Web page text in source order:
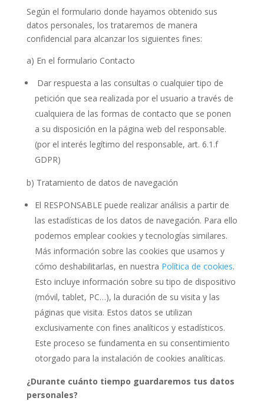
Según el formulario donde hayamos obtenido sus
datos personales, los trataremos de manera
confidencial para alcanzar los siguientes fines:
a) En el formulario Contacto
Dar respuesta a las consultas o cualquier tipo de
petición que sea realizada por el usuario a través de
cualquiera de las formas de contacto que se ponen
a su disposición en la página web del responsable.
(por el interés legítimo del responsable, art. 6.1.f
GDPR)
b) Tratamiento de datos de navegación
El RESPONSABLE puede realizar análisis a partir de
las estadísticas de los datos de navegación. Para ello
podemos emplear cookies y tecnologías similares.
Más información sobre las cookies que usamos y
cómo deshabilitarlas, en nuestra Política de cookies.
Esto incluye información sobre su tipo de dispositivo
(móvil, tablet, PC…), la duración de su visita y las
páginas que visita. Estos datos se utilizan
exclusivamente con fines analíticos y estadísticos.
Este proceso se fundamenta en su consentimiento
otorgado para la instalación de cookies analíticas.
¿Durante cuánto tiempo guardaremos tus datos
personales?